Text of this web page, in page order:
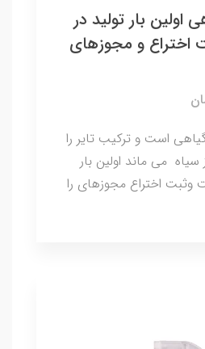
اولین بار تولید در
اختراع و مجوزهای
است و ترکیب تایر را
کنند 10روز سیاه می ماند اولین بار
وثبت اختراع مجوزهای را